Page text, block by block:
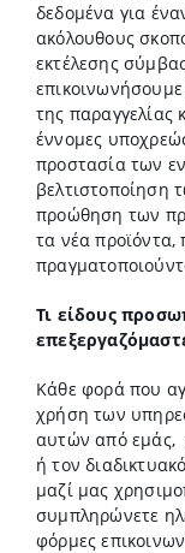
δεδομένα για
ακόλουθους
εκτέλεσης
της παραγγελίας
έννομες
προστασία των
βελτιστοποίηση
προώθηση των
τα νέα προϊόντα,
Τι είδους
Κάθε φορά που
χρήση των
αυτών από εμάς,
ή τον
μαζί μας
συμπληρώνετε
φόρμες